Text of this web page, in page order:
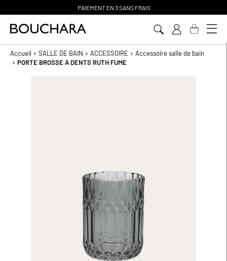
PAIEMENT EN 3 SANS FRAIS
Accueil SALLE DE BAIN ACCESSOIRE
Accessoire salle de bain
PORTE BROSSE À DENTS RUTH FUME